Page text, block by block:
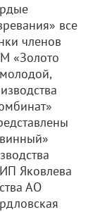
все
членов
«Золото
Яковлева
АО